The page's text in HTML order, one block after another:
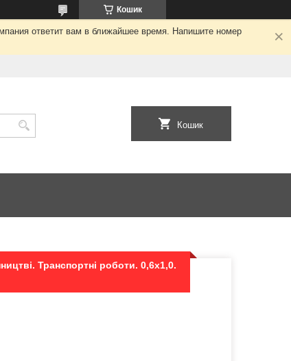
Кошик
ответит вам в ближайшее время. Напишите номер
Кошик
Транспортні роботи. 0,6х1,0.